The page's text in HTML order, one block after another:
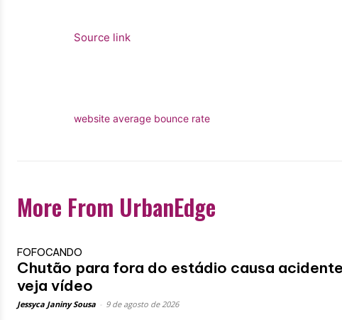
Source link
website average bounce rate
More From UrbanEdge
FOFOCANDO
Chutão para fora do estádio causa
veja vídeo
Jessyca Janiny Sousa 9 de agosto de 2026